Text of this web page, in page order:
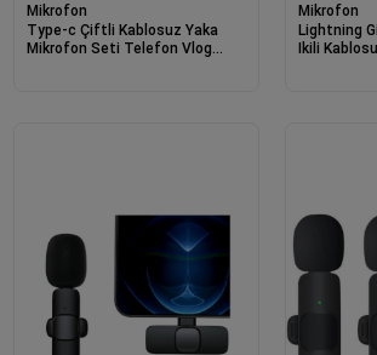
Mikrofon
Type-c Çiftli Kablosuz Yaka
Mikrofon Seti Telefon Vlog
Mikrofon
Lightning
Ikili